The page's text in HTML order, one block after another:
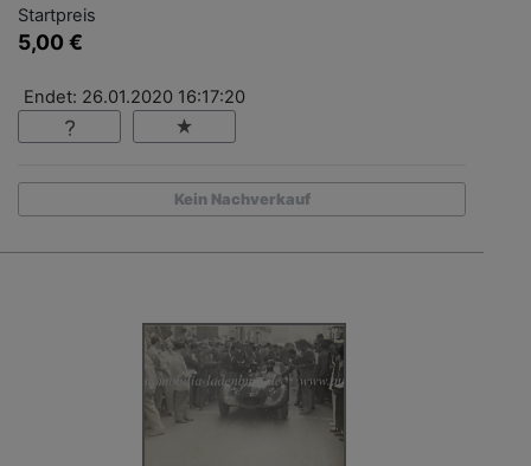
Startpreis
5,00 €
Endet: 26.01.2020 16:17:20
Kein Nachverkauf